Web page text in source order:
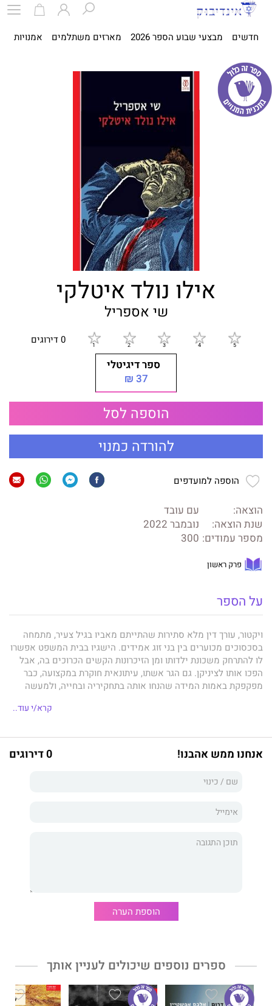
חדשים מבצעי שבוע הספר 2026 מארזים משתלמים אמנויות
אילו נולד איטלקי
שי אספריל
0 דירוגים
ספר דיגיטלי
37 ₪
הוספה לסל
להורדה כמנוי
הוספה למועדפים
הוצאה:
עם עובד
שנת הוצאה:
נובמבר 2022
מספר עמודים: 300
פרק ראשון
על הספר
ויקטור, עורך דין מלא סתירות שהתייתם מאביו בגיל צעיר, מתמחה
בסכסוכים מכוערים בין בני זוג אמידים. הישגיו בבית המשפט אפשרו
לו להתרחק משכונת ילדותו ומן הזיכרונות הקשים הכרוכים בה, אבל
הפכו אותו לציניקן. גם הגר אשתו, עיתונאית חוקרת במקצועה, כבר
מפקפקת באמות המידה שהנחו אותה בתחקיריה ובחייה, ולמעשה
– אילו הסתכם הכול בזה, לא היה
חייו רוקח ערירי ששורשי משפחתו אינם ידועים לו. כשהוא עובר
מעסקי הרוקחות להשכרת דירות נופש לתיירים, לא הרווח הכלכלי
מעניין אותו אלא דייריו, שהוא צופה בהם בחשאי באמצעות מצלמות
נסתרות. משיצטלבו שני צירי העלילה זה בזה, לא יוכלו להמשיך עוד
במסלוליהם כמו קודם לכן.
במיומנות רבה מוליך
כתיבה כנה, חשופה וחדה.
אספריל כותב ברגישות את המובנים הכואבים, נגועי הבדידות, של
קרא/י עוד..
אנחנו ממש אהבנו! 0 דירוגים
הוספת הערה
ספרים נוספים שיכולים לעניין אותך